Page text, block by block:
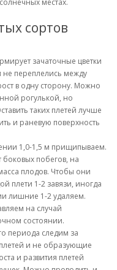
сортов
зачаточные цветки
не переплелись между
в одну сторону. Можно
рогулькой, но
таких плетей лучше
и раневую поверхность
1,0-1,5 м прищипываем.
побегов, на
плодов. Чтобы они
плети 1-2 завязи, иногда
лишние 1-2 удаляем.
на случай
состоянии.
периода следим за
и не образующие
и развития плетей